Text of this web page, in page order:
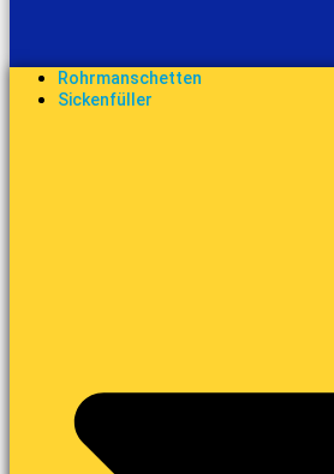
Rohrmanschetten
Sickenfüller